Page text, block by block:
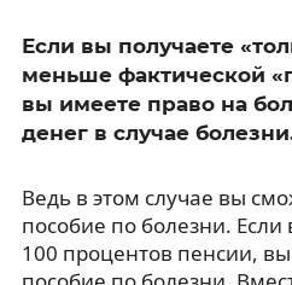
Если вы получаете
меньше фактической
вы имеете право на
денег в случае
Ведь в этом случае вы
пособие по болезни.
100 процентов пенсии,